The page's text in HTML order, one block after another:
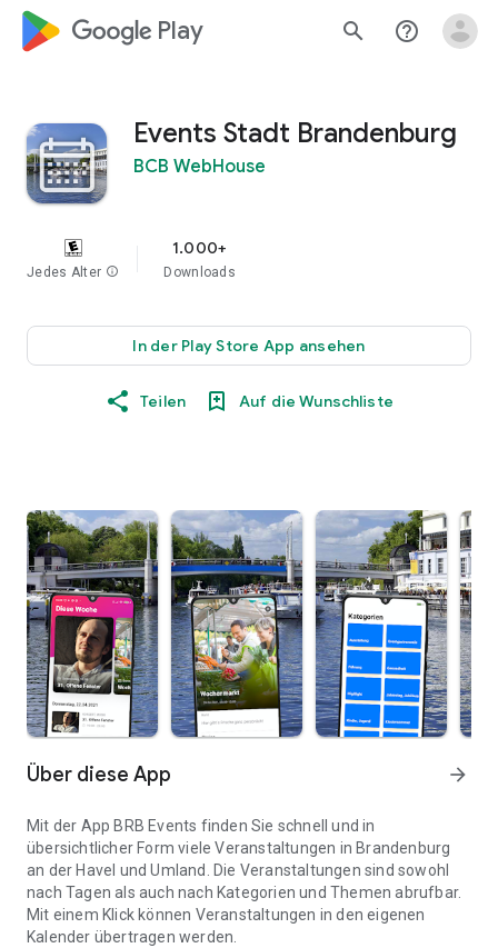
google_logo Play search help_outline
Events Stadt Brandenburg
BCB WebHouse
Jedes Alter info
1.000+
Downloads
In der Play Store App ansehen
Teilen Auf die Wunschliste
Über diese App arrow_forward
Mit der App BRB Events finden Sie schnell und in
übersichtlicher Form viele Veranstaltungen in Brandenburg
an der Havel und Umland. Die Veranstaltungen sind sowohl
nach Tagen als auch nach Kategorien und Themen abrufbar.
Mit einem Klick können Veranstaltungen in den eigenen
Kalender übertragen werden.